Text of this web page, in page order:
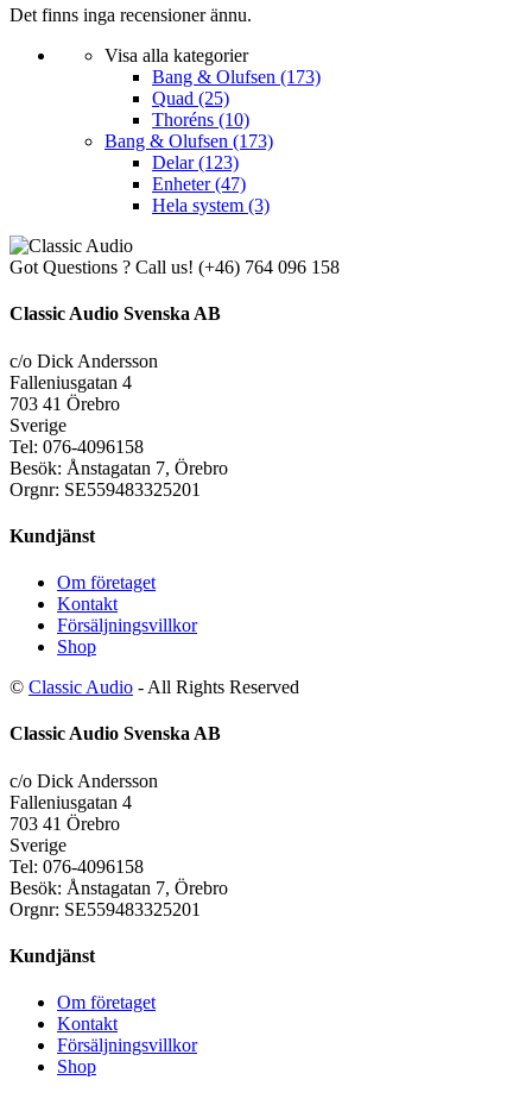
Det finns inga recensioner ännu.
Visa alla kategorier
Bang & Olufsen (173)
Quad (25)
Thoréns (10)
Bang & Olufsen (173)
Delar(123)
Enheter(47)
Hela system (3)
Got Questions ? Call us! (+46) 764 096 158
Classic Audio Svenska AB
c/o Dick Andersson
Falleniusgatan 4
703 41 Örebro
Sverige
Tel: 076-4096158
Besök: Ånstagatan 7, Örebro
Orgnr: SE559483325201
Kundjänst
Om företaget
Kontakt
Försäljningsvillkor
Shop
© Classic Audio - All Rights Reserved
Classic Audio Svenska AB
c/o Dick Andersson
Falleniusgatan 4
703 41 Örebro
Sverige
Tel: 076-4096158
Besök: Ånstagatan 7, Örebro
Orgnr: SE559483325201
Kundjänst
Om företaget
Kontakt
Försäljningsvillkor
Shop